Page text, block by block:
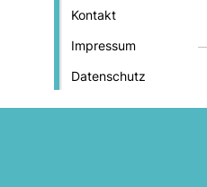
Kontakt
Impressum
Datenschutz